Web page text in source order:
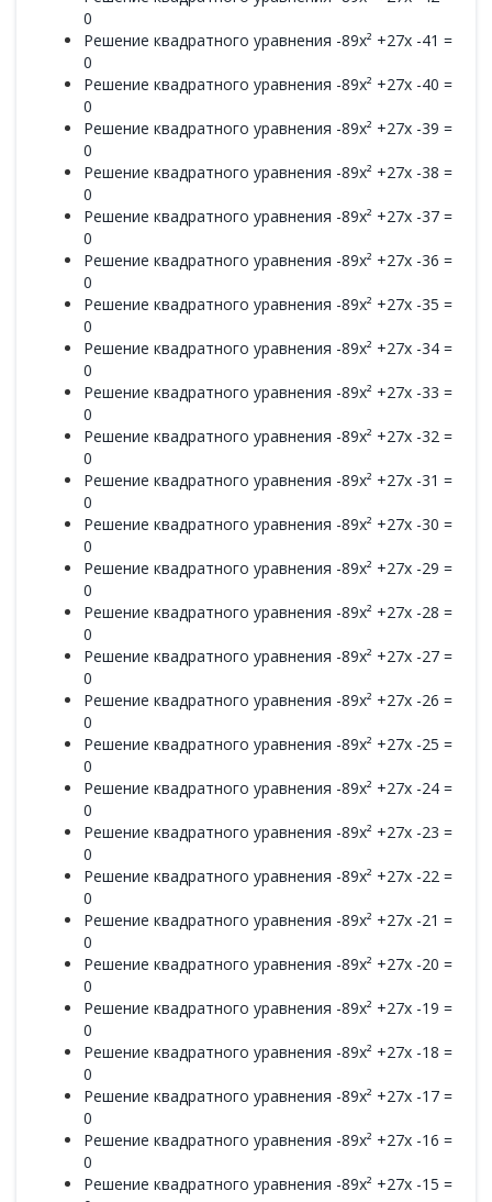
0
Решение квадратного уравнения -89x² +27x -41 =
0
Решение квадратного уравнения -89x² +27x -40 =
0
Решение квадратного уравнения -89x² +27x -39 =
0
Решение квадратного уравнения -89x² +27x -38 =
0
Решение квадратного уравнения -89x² +27x -37 =
0
Решение квадратного уравнения -89x² +27x -36 =
0
Решение квадратного уравнения -89x² +27x -35 =
0
Решение квадратного уравнения -89x² +27x -34 =
0
Решение квадратного уравнения -89x² +27x -33 =
0
Решение квадратного уравнения -89x² +27x -32 =
0
Решение квадратного уравнения -89x² +27x -31 =
0
Решение квадратного уравнения -89x² +27x -30 =
0
Решение квадратного уравнения -89x² +27x -29 =
0
Решение квадратного уравнения -89x² +27x -28 =
0
Решение квадратного уравнения -89x² +27x -27 =
0
Решение квадратного уравнения -89x² +27x -26 =
0
Решение квадратного уравнения -89x² +27x -25 =
0
Решение квадратного уравнения -89x² +27x -24 =
0
Решение квадратного уравнения -89x² +27x -23 =
0
Решение квадратного уравнения -89x² +27x -22 =
0
Решение квадратного уравнения -89x² +27x -21 =
0
Решение квадратного уравнения -89x² +27x -20 =
0
Решение квадратного уравнения -89x² +27x -19 =
0
Решение квадратного уравнения -89x² +27x -18 =
0
Решение квадратного уравнения -89x² +27x -17 =
0
Решение квадратного уравнения -89x² +27x -16 =
0
Решение квадратного уравнения -89x² +27x -15 =